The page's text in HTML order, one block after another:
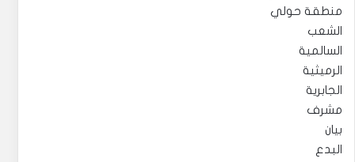
منطقة حولي
الشعب
السالمية
الرميثية
الجابرية
مشرف
بيان
البدع